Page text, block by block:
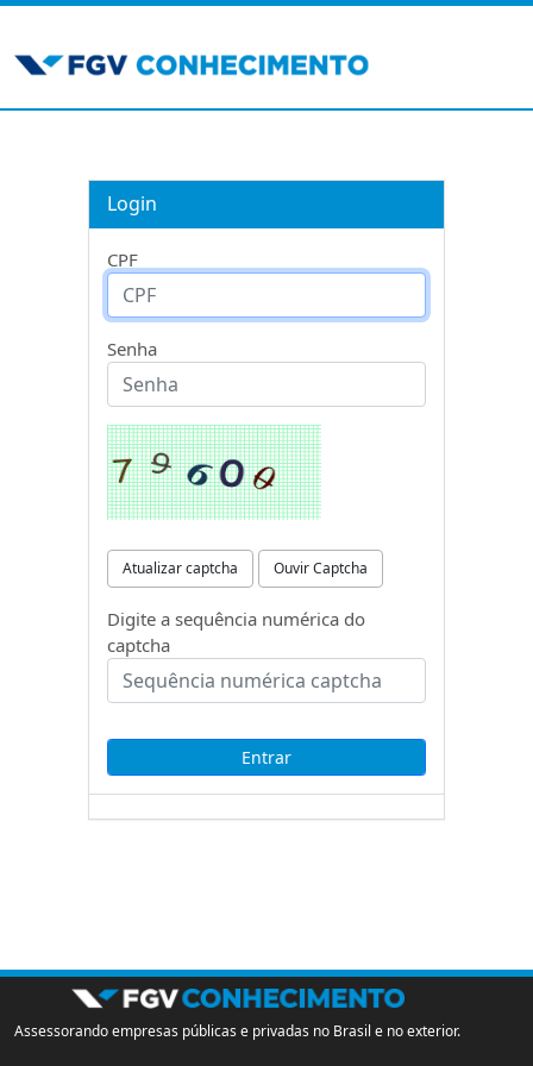
Login
CPF
Senha
Atualizar captcha Ouvir Captcha
Digite a sequência numérica do
captcha
Assessorando empresas públicas e privadas no Brasil e no exterior.